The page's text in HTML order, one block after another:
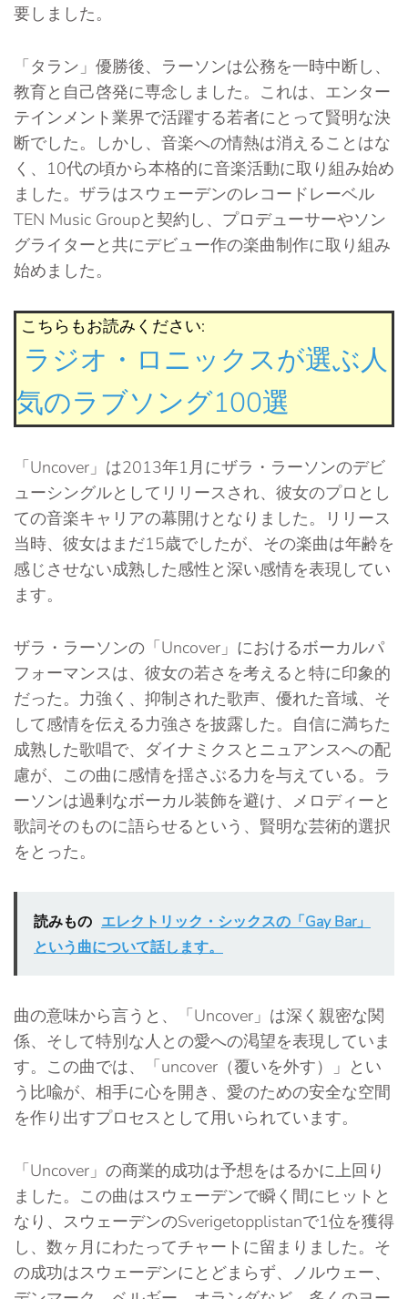
要しました。
「タラン」優勝後、ラーソンは公務を一時中断し、
教育と自己啓発に専念しました。これは、エンター
テインメント業界で活躍する若者にとって賢明な決
断でした。しかし、音楽への情熱は消えることはな
く、10代の頃から本格的に音楽活動に取り組み始め
ました。ザラはスウェーデンのレコードレーベル
TEN Music Groupと契約し、プロデューサーやソン
グライターと共にデビュー作の楽曲制作に取り組み
始めました。
こちらもお読みください:
ラジオ・ロニックスが選ぶ人
気のラブソング100選
「Uncover」は2013年1月にザラ・ラーソンのデビ
ューシングルとしてリリースされ、彼女のプロとし
ての音楽キャリアの幕開けとなりました。リリース
当時、彼女はまだ15歳でしたが、その楽曲は年齢を
感じさせない成熟した感性と深い感情を表現してい
ます。
ザラ・ラーソンの「Uncover」におけるボーカルパ
フォーマンスは、彼女の若さを考えると特に印象的
だった。力強く、抑制された歌声、優れた音域、そ
して感情を伝える力強さを披露した。自信に満ちた
成熟した歌唱で、ダイナミクスとニュアンスへの配
慮が、この曲に感情を揺さぶる力を与えている。ラ
ーソンは過剰なボーカル装飾を避け、メロディーと
歌詞そのものに語らせるという、賢明な芸術的選択
をとった。
読みもの エレクトリック・シックスの「Gay Bar」
という曲について話します。
曲の意味から言うと、「Uncover」は深く親密な関
係、そして特別な人との愛への渇望を表現していま
す。この曲では、「uncover（覆いを外す）」とい
う比喩が、相手に心を開き、愛のための安全な空間
を作り出すプロセスとして用いられています。
「Uncover」の商業的成功は予想をはるかに上回り
ました。この曲はスウェーデンで瞬く間にヒットと
なり、スウェーデンのSverigetopplistanで1位を獲得
し、数ヶ月にわたってチャートに留まりました。そ
の成功はスウェーデンにとどまらず、ノルウェー、